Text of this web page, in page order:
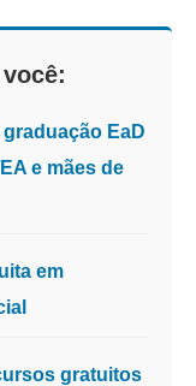
EaD
e mães de
em
gratuitos